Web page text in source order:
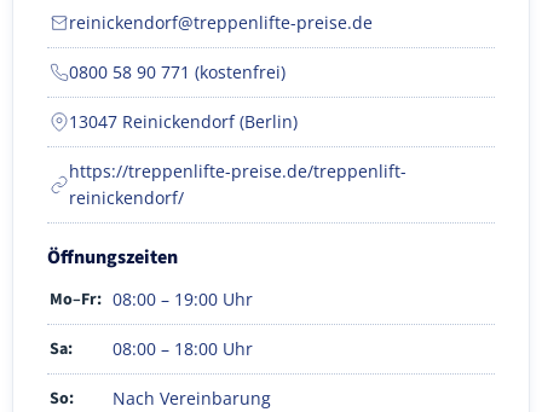
reinickendorf@treppenlifte-preise.de
0800 58 90 771 (kostenfrei)
13047 Reinickendorf (Berlin)
https://treppenlifte-preise.de/treppenlift-
reinickendorf/
Öffnungszeiten
Mo–Fr: 08:00 – 19:00 Uhr
Sa: 08:00 – 18:00 Uhr
So: Nach Vereinbarung